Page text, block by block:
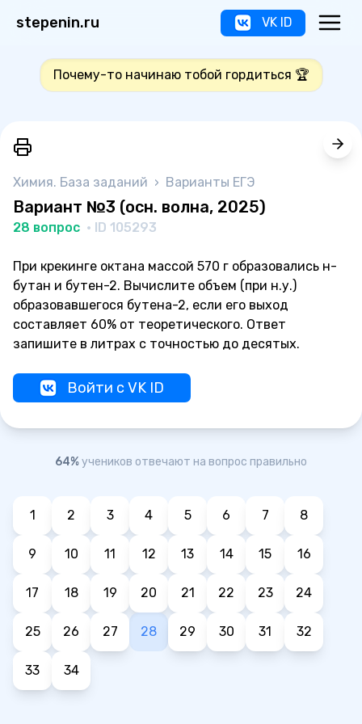
stepenin.ru VK ID
Почему-то начинаю тобой гордиться 🏆
Химия. База заданий › Варианты ЕГЭ
Вариант №3 (осн. волна, 2025)
28 вопрос · ID 105293
При крекинге октана массой 570 г образовались н-
бутан и бутен-2. Вычислите объем (при н.у.)
образовавшегося бутена-2, если его выход
составляет 60% от теоретического. Ответ
запишите в литрах с точностью до десятых.
Войти с VK ID
64%учеников отвечают на вопрос правильно
1 2 3 4 5 6 7 8
9 10 11 12 13 14 15 16
17 18 19 20 21 22 23 24
25 26 27 28 29 30 31 32
33 34